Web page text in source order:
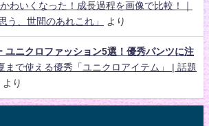
わいくなった！成長過程を画像で比較！｜
う、世間のあれこれ」
より
ユニクロファッション5選！優秀パンツに注
で使える優秀「ユニクロアイテム」 | 話題
より